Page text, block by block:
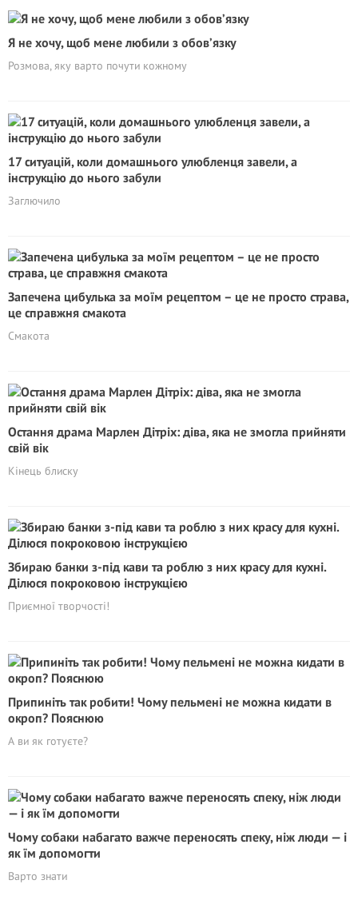
Я не хочу, щоб мене любили з обов’язку
Розмова, яку варто почути кожному
17 ситуацій, коли домашнього улюбленця завели, а
інструкцію до нього забули
Заглючило
Запечена цибулька за моїм рецептом – це не просто страва,
це справжня смакота
Смакота
Остання драма Марлен Дітріх: діва, яка не змогла прийняти
свій вік
Кінець блиску
Збираю банки з-під кави та роблю з них красу для кухні.
Ділюся покроковою інструкцією
Приємної творчості!
Припиніть так робити! Чому пельмені не можна кидати в
окроп? Пояснюю
А ви як готуєте?
Чому собаки набагато важче переносять спеку, ніж люди — і
як їм допомогти
Варто знати